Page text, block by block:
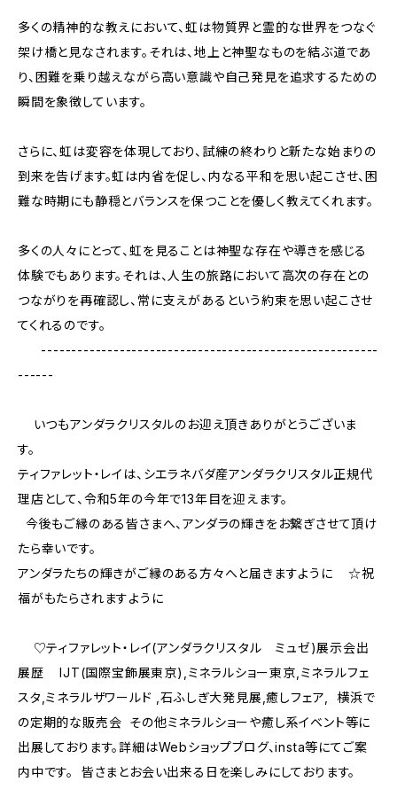
多くの精神的な教えにおいて、虹は物質界と霊的な世界をつなぐ
架け橋と見なされます。それは、地上と神聖なものを結ぶ道であ
り、困難を乗り越えながら高い意識や自己発見を追求するための
瞬間を象徴しています。
さらに、虹は変容を体現しており、試練の終わりと新たな始まりの
到来を告げます。虹は内省を促し、内なる平和を思い起こさせ、困
難な時期にも静穏とバランスを保つことを優しく教えてくれます。
多くの人々にとって、虹を見ることは神聖な存在や導きを感じる
体験でもあります。それは、人生の旅路において高次の存在との
つながりを再確認し、常に支えがあるという約束を思い起こさせ
てくれるのです。
--------------------------------------------------------
------
いつもアンダラクリスタルのお迎え頂きありがとうございま
す。
ティファレット・レイは、シエラネバダ産アンダラクリスタル正規代
理店として、令和5年の今年で13年目を迎えます。
今後もご縁のある皆さまへ、アンダラの輝きをお繋ぎさせて頂け
たら幸いです。
アンダラたちの輝きがご縁のある方々へと届きますように ☆祝
福がもたらされますように
♡ティファレット・レイ(アンダラクリスタル ミュゼ)展示会出
展歴 IJT(国際宝飾展東京),ミネラルショー東京,ミネラルフェ
スタ,ミネラルザワールド ,石ふしぎ大発見展,癒しフェア, 横浜で
の定期的な販売会 その他ミネラルショーや癒し系イベント等に
出展しております。詳細はWebショップブログ、insta等にてご案
内中です。 皆さまとお会い出来る日を楽しみにしております。